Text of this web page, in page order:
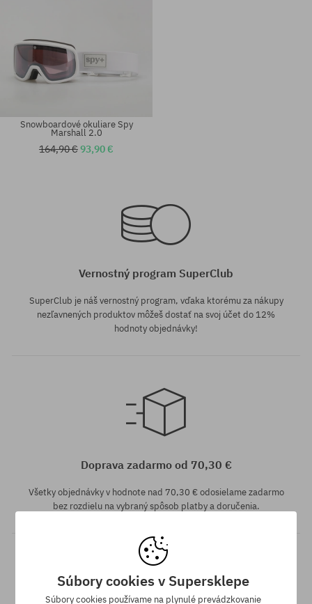
univerzálna veľkosť
Snowboardové okuliare Spy
Marshall 2.0
164,90 €93,90 €
Vernostný program SuperClub
SuperClub je náš vernostný program, vďaka ktorému za nákupy
nezľavnených produktov môžeš dostať na svoj účet do 12%
hodnoty objednávky!
Doprava zadarmo od 70,30 €
Všetky objednávky v hodnote nad 70,30 € odosielame zadarmo
bez rozdielu na vybraný spôsob platby a doručenia.
Súbory cookies v Supersklepe
Súbory cookies používame na plynulé prevádzkovanie